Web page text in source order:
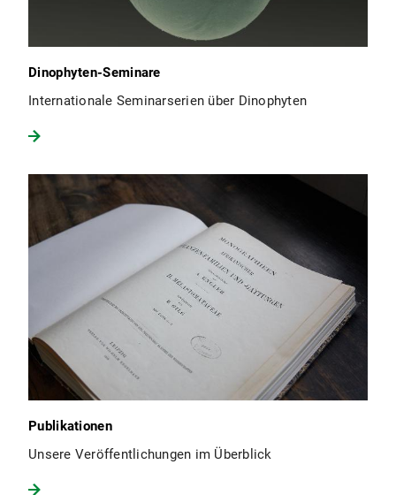
Dinophyten-Seminare
Internationale Seminarserien über Dinophyten
Publikationen
Unsere Veröffentlichungen im Überblick